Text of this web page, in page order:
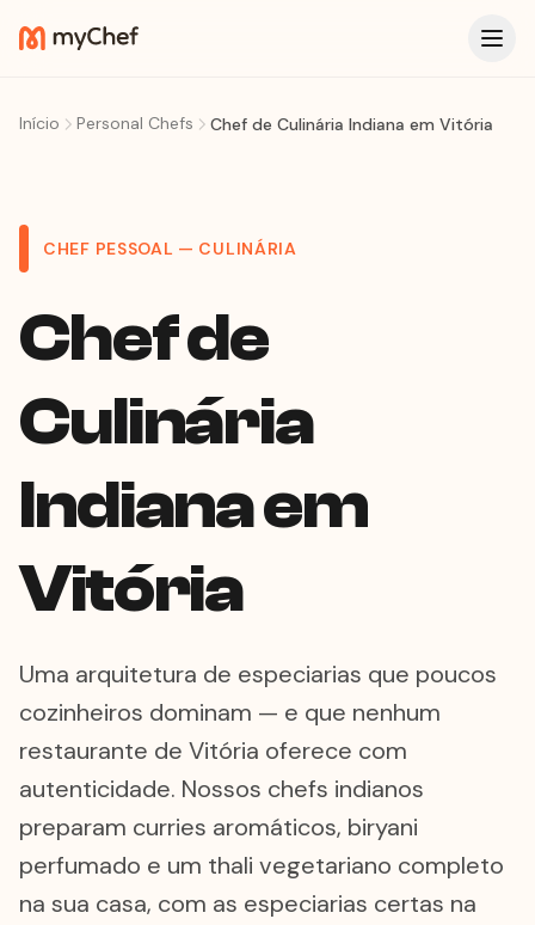
Início Personal Chefs Chef de Culinária Indiana em Vitória
CHEF PESSOAL — CULINÁRIA
Chef de
Culinária
Indiana em
Vitória
Uma arquitetura de especiarias que poucos
cozinheiros dominam — e que nenhum
restaurante de Vitória oferece com
autenticidade. Nossos chefs indianos
preparam curries aromáticos, biryani
perfumado e um thali vegetariano completo
na sua casa, com as especiarias certas na